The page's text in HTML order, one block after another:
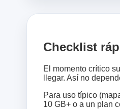
Checklist
El momento crítico
llegar. Así no
Para uso típico
10 GB+ o a un plan